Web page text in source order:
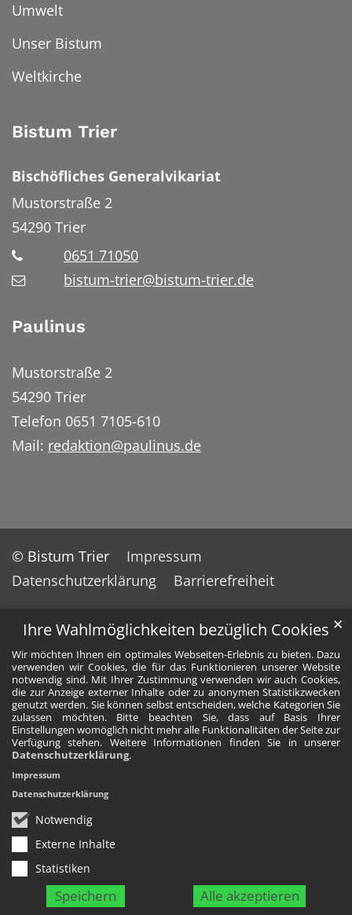
Ihre Wahlmöglichkeiten bezüglich Cookies
Wir möchten Ihnen ein optimales Webseiten-Erlebnis zu bieten. Dazu
verwenden wir Cookies, die für das Funktionieren unserer Website
notwendig sind. Mit Ihrer Zustimmung verwenden wir auch Cookies,
die zur Anzeige externer Inhalte oder zu anonymen Statistikzwecken
genutzt werden. Sie können selbst entscheiden, welche Kategorien Sie
zulassen möchten. Bitte beachten Sie, dass auf Basis Ihrer
Einstellungen womöglich nicht mehr alle Funktionalitäten der Seite zur
Verfügung stehen. Weitere Informationen finden Sie in unserer
Datenschutzerklärung.
Notwendig
Externe Inhalte
Statistiken
Speichern Alle akzeptieren
✕
Impressum
Datenschutzerklärung
Umwelt
Unser Bistum
Weltkirche
Bistum Trier
Bischöfliches Generalvikariat
Mustorstraße 2
54290 Trier
0651 71050
bistum-trier@bistum-trier.de
Paulinus
Mustorstraße 2
54290 Trier
Telefon 0651 7105-610
Mail: redaktion@paulinus.de
© Bistum Trier
Impressum
Datenschutzerklärung
Barrierefreiheit